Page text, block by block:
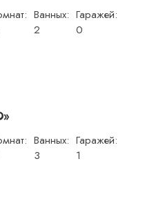
Ванных:
2
Гаражей:
0
Ванных:
3
Гаражей:
1